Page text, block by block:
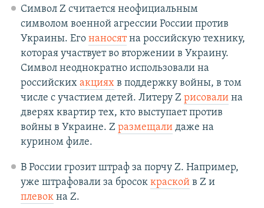
Символ Z считается неофициальным
символом военной агрессии России против
Украины. Его наносятна российскую технику,
которая участвует во вторжении в Украину.
Символ неоднократно использовали на
российских акцияхв поддержку войны, в том
числе с участием детей. Литеру Z рисовалина
дверях квартир тех, кто выступает против
войны в Украине. Z размещалидаже на
курином филе.
В России грозит штраф за порчу Z. Например,
уже штрафовали за бросок краскойв Z и
плевокна Z.